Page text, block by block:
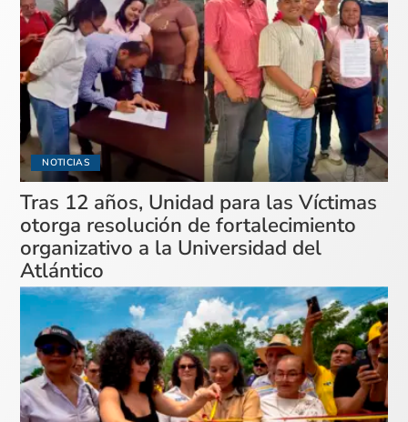
NOTICIAS
Tras 12 años, Unidad para las Víctimas
otorga resolución de fortalecimiento
organizativo a la Universidad del
Atlántico